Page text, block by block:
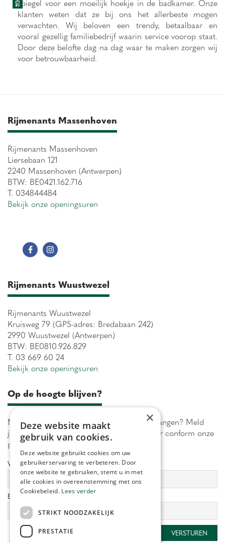
spiegel voor een moeilijk hoekje in de badkamer. Onze
klanten weten dat ze bij ons het allerbeste mogen
verwachten. Wij beloven een trendy, betaalbaar en
vooral gezellig familiebedrijf waarin service voorop staat.
Door deze belofte dag na dag waar te maken zorgen wij
voor betrouwbaarheid.
Rijmenants Massenhoven
Rijmenants Massenhoven
Liersebaan 121
2240 Massenhoven (Antwerpen)
BTW: BE0421.162.716
T. 034844484
Bekijk onze openingsuren
Rijmenants Wuustwezel
Rijmenants Wuustwezel
Kruisweg 79 (GPS-adres: Bredabaan 242)
2990 Wuustwezel (Antwerpen)
BTW: BE0810.926.829
T. 03 669 60 24
Bekijk onze openingsuren
Op de hoogte blijven?
Maximaal 1 keer per week onze acties ontvangen? Meld
je aan! Wij verwerken jouw gegevens secuur conform onze
privacy policy.
Voornaam: Achternaam:
E-mailadres:
×
Deze website maakt
gebruik van cookies.
Deze website gebruikt cookies om uw
gebruikerservaring te verbeteren. Door
onze website te gebruiken, stemt u in met
alle cookies in overeenstemming met ons
Cookiebeleid. Lees verder
STRIKT NOODZAKELIJK
PRESTATIE